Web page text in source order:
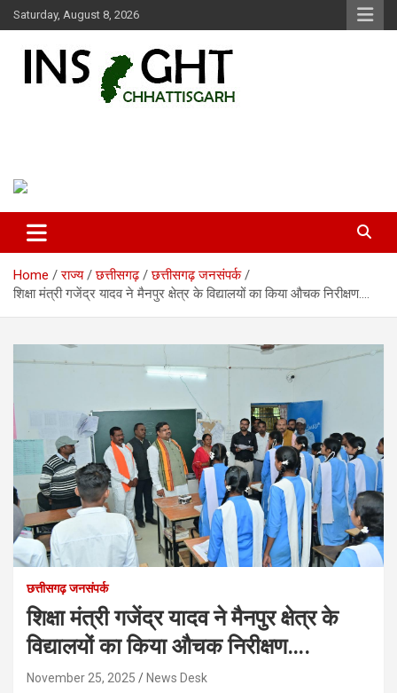
Skip
to
Saturday, August 8, 2026
Home राज्य छत्तीसगढ़
छत्तीसगढ़ जनसंपर्क
शिक्षा मंत्री गजेंद्र यादव ने मैनपुर क्षेत्र के विद्यालयों का किया औचक निरीक्षण….
छत्तीसगढ़ जनसंपर्क
शिक्षा मंत्री गजेंद्र यादव ने मैनपुर क्षेत्र के
विद्यालयों का किया औचक निरीक्षण….
November 25, 2025 News Desk